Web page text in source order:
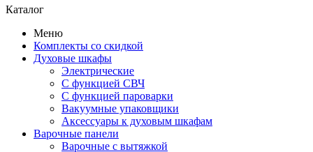
Каталог
Меню
Комплекты со скидкой
Духовые шкафы
Электрические
С функцией СВЧ
С функцией пароварки
Вакуумные упаковщики
Аксессуары к духовым шкафам
Варочные панели
Варочные с вытяжкой